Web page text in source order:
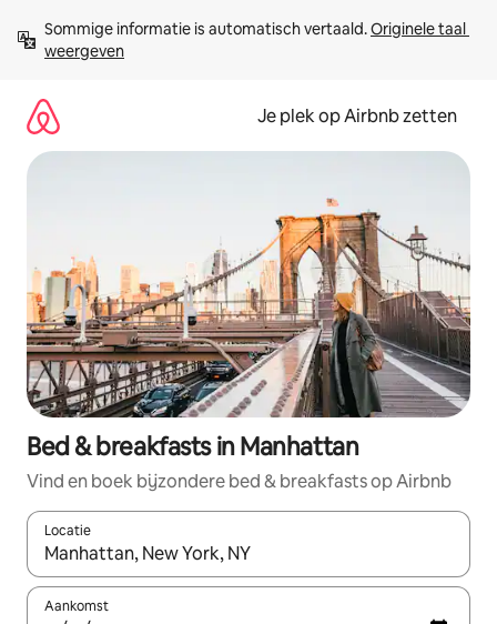
direct
naar
Sommige informatie is automatisch vertaald. Originele taal
weergeven
Je plek op Airbnb zetten
Bed & breakfasts in Manhattan
Vind en boek bijzondere bed & breakfasts op Airbnb
Locatie
Wanneer er resultaten beschikbaar zijn, maak je een keuze
Aankomst